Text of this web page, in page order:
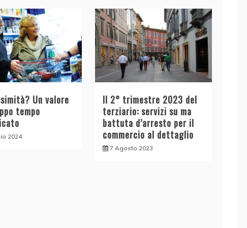
Un valore
tempo
2024
Il 2° trimestre 2023 del
terziario: servizi su ma
battuta d’arresto per il
commercio al dettaglio
7 Agosto 2023